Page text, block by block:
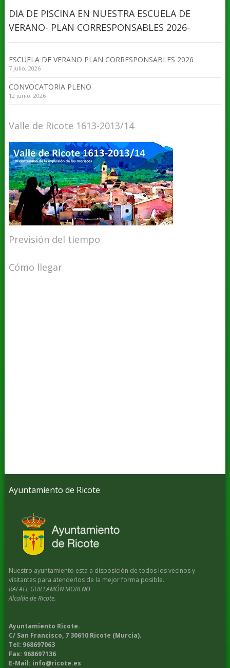
DIA DE PISCINA EN NUESTRA ESCUELA DE
VERANO- PLAN CORRESPONSABLES 2026-
ESCUELA DE VERANO PLAN CORRESPONSABLES 2026
7 julio, 2026
CONVOCATORIA PLENO
12 junio, 2026
Valle de Ricote 1613-2013/14
Previsión del tiempo
Cómo llegar
Ayuntamiento de Ricote
Nuestro ayuntamiento esta a disposición de todos los vecinos y
visitantes para atenderlos de la mejor forma posible.
RAFAEL GUILLAMÓN MORENO
Alcalde de Ricote.
Ayuntamiento Ricote.
C/ San Francisco, 7 30610 Ricote (Murcia).
Tel: 968697063
Fax: 968697136
E-Mail: info@ricote.es